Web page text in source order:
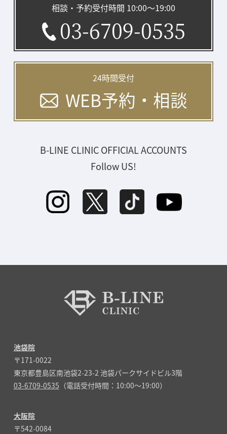
相談・予約受付時間 10:00〜19:00
03-6709-0535
24時間受付
WEB予約・相談
B-LINE CLINIC OFFICIAL ACCOUNTS
Follow US!
池袋院
〒171-0022
東京都豊島区南池袋2-23-2 池袋パークサイドビル3階
03-6709-0535 （電話受付時間：10:00～19:00）
大阪院
〒542-0084